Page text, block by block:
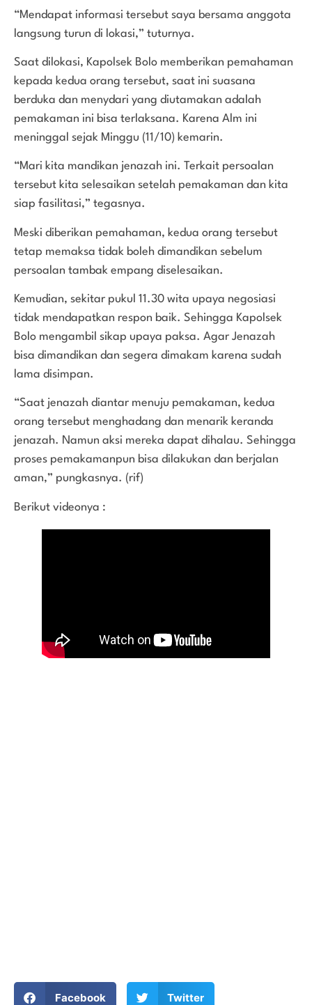
“Mendapat informasi tersebut saya bersama anggota
langsung turun di lokasi,” tuturnya.
Saat dilokasi, Kapolsek Bolo memberikan pemahaman
kepada kedua orang tersebut, saat ini suasana
berduka dan menydari yang diutamakan adalah
pemakaman ini bisa terlaksana. Karena Alm ini
meninggal sejak Minggu (11/10) kemarin.
“Mari kita mandikan jenazah ini. Terkait persoalan
tersebut kita selesaikan setelah pemakaman dan kita
siap fasilitasi,” tegasnya.
Meski diberikan pemahaman, kedua orang tersebut
tetap memaksa tidak boleh dimandikan sebelum
persoalan tambak empang diselesaikan.
Kemudian, sekitar pukul 11.30 wita upaya negosiasi
tidak mendapatkan respon baik. Sehingga Kapolsek
Bolo mengambil sikap upaya paksa. Agar Jenazah
bisa dimandikan dan segera dimakam karena sudah
lama disimpan.
“Saat jenazah diantar menuju pemakaman, kedua
orang tersebut menghadang dan menarik keranda
jenazah. Namun aksi mereka dapat dihalau. Sehingga
proses pemakamanpun bisa dilakukan dan berjalan
aman,” pungkasnya. (rif)
Berikut videonya :
Facebook Twitter